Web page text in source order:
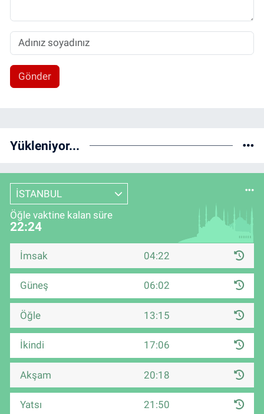
Gönder
Yükleniyor...
İSTANBUL
Öğle vaktine kalan süre
22:24
İmsak 04:22
Güneş 06:02
Öğle 13:15
İkindi 17:06
Akşam 20:18
Yatsı 21:50